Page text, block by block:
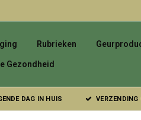
Rubrieken
Gezondheid
DAG IN HUIS VERZENDING